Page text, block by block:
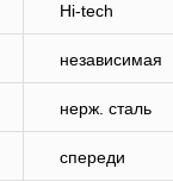
Hi-tech
независимая
нерж. сталь
спереди